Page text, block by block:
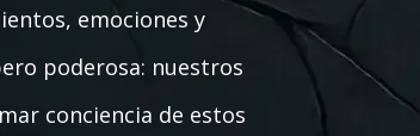
emociones y
poderosa: nuestros
conciencia de estos